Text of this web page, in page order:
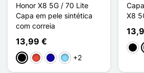
Honor X8 5G / 70 Lite
Capa em pele sintética
com correia
13,99 €
PretoVermelhoAzul Escuro
Azul Claro
+2
X8